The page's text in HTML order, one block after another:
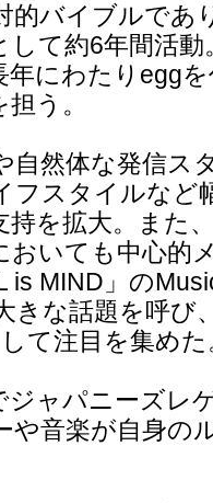
的バイブルであ
て約6年間活
年にわたりegg
う。
自然体な発信ス
フスタイルなど
を拡大。また
おいても中心的
is MIND」の
きな話題を呼び
て注目を集めた
ジャパニーズレ
や音楽が自身の